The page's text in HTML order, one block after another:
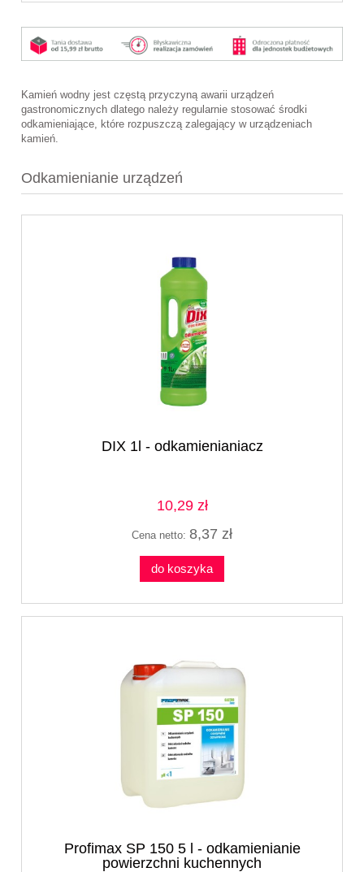
Kamień wodny jest częstą przyczyną awarii urządzeń
gastronomicznych dlatego należy regularnie stosować środki
odkamieniające, które rozpuszczą zalegający w urządzeniach
kamień.
Odkamienianie urządzeń
DIX 1l - odkamienianiacz
10,29 zł
Cena netto: 8,37 zł
do koszyka
Profimax SP 150 5 l - odkamienianie
powierzchni kuchennych